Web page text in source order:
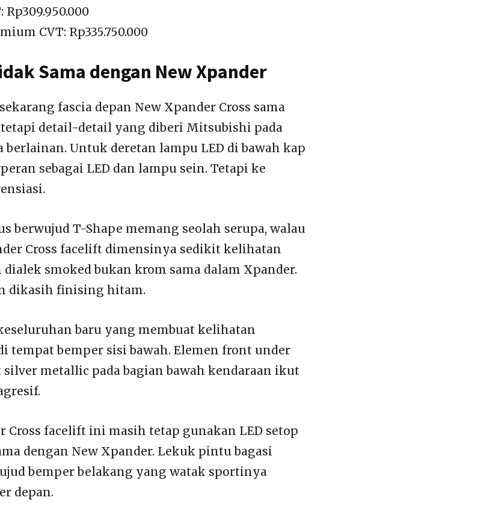
CVT: Rp335.750.000
Sama dengan New Xpander
fascia depan New Xpander Cross sama
tetapi detail-detail yang diberi Mitsubishi pada
Untuk deretan lampu LED di bawah kap
sebagai LED dan lampu sein. Tetapi ke
berwujud T-Shape memang seolah serupa, walau
Cross facelift dimensinya sedikit kelihatan
smoked bukan krom sama dalam Xpander.
dikasih finising hitam.
baru yang membuat kelihatan
tempat bemper sisi bawah. Elemen front under
metallic pada bagian bawah kendaraan ikut
Cross facelift ini masih tetap gunakan LED setop
dengan New Xpander. Lekuk pintu bagasi
bemper belakang yang watak sportinya
depan.